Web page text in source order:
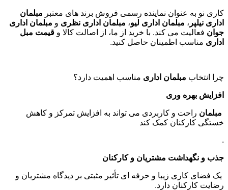
کاری نو به عنوان نماینده رسمی فروش برند های معتبر مبلمان
اداری نیلپر ، مبلمان اداری لیو، مبلمان اداری نظری و مبلمان اداری
جوان فعالیت می کند. با خرید از ما، از اصالت کالا و قیمت مبل
اداری مناسب اطمینان حاصل کنید.
چرا انتخاب مبلمان اداری مناسب اهمیت دارد؟
افزایش بهره وری
مبلمان راحت و کاربردی می تواند به افزایش تمرکز و کاهش
خستگی کارکنان کمک کند
.
جذب و نگهداشت مشتریان و کارکنان
یک فضای کاری زیبا و حرفه ای تأثیر مثبتی بر دیدگاه مشتریان و
رضایت کارکنان دارد.